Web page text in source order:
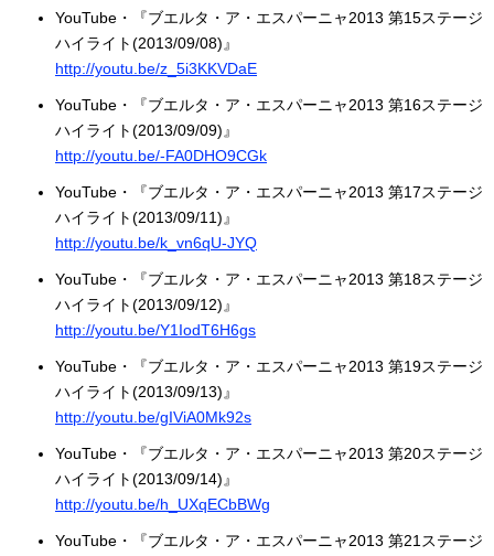
YouTube・『ブエルタ・ア・エスパーニャ2013 第15ステージ
ハイライト(2013/09/08)』
http://youtu.be/z_5i3KKVDaE
YouTube・『ブエルタ・ア・エスパーニャ2013 第16ステージ
ハイライト(2013/09/09)』
http://youtu.be/-FA0DHO9CGk
YouTube・『ブエルタ・ア・エスパーニャ2013 第17ステージ
ハイライト(2013/09/11)』
http://youtu.be/k_vn6qU-JYQ
YouTube・『ブエルタ・ア・エスパーニャ2013 第18ステージ
ハイライト(2013/09/12)』
http://youtu.be/Y1IodT6H6gs
YouTube・『ブエルタ・ア・エスパーニャ2013 第19ステージ
ハイライト(2013/09/13)』
http://youtu.be/gIViA0Mk92s
YouTube・『ブエルタ・ア・エスパーニャ2013 第20ステージ
ハイライト(2013/09/14)』
http://youtu.be/h_UXqECbBWg
YouTube・『ブエルタ・ア・エスパーニャ2013 第21ステージ